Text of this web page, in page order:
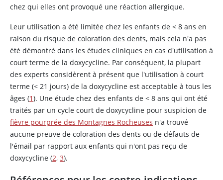
chez qui elles ont provoqué une réaction allergique.
Leur utilisation a été limitée chez les enfants de < 8 ans en
raison du risque de coloration des dents, mais cela n'a pas
été démontré dans les études cliniques en cas d'utilisation à
court terme de la doxycycline. Par conséquent, la plupart
des experts considèrent à présent que l'utilisation à court
terme (< 21 jours) de la doxycycline est acceptable à tous les
âges (1). Une étude chez des enfants de < 8 ans qui ont été
traités par un cycle court de doxycycline pour suspicion de
fièvre pourprée des Montagnes Rocheuses n'a trouvé
aucune preuve de coloration des dents ou de défauts de
l'émail par rapport aux enfants qui n'ont pas reçu de
doxycycline (2, 3).